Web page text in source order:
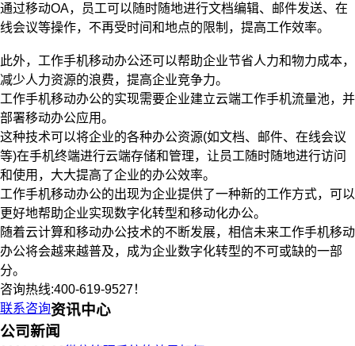
通过移动OA，员工可以随时随地进行文档编辑、邮件发送、在
线会议等操作，不再受时间和地点的限制，提高工作效率。
此外，工作手机移动办公还可以帮助企业节省人力和物力成本，
减少人力资源的浪费，提高企业竞争力。
工作手机移动办公的实现需要企业建立云端工作手机流量池，并
部署移动办公应用。
这种技术可以将企业的各种办公资源(如文档、邮件、在线会议
等)在手机终端进行云端存储和管理，让员工随时随地进行访问
和使用，大大提高了企业的办公效率。
工作手机移动办公的出现为企业提供了一种新的工作方式，可以
更好地帮助企业实现数字化转型和移动化办公。
随着云计算和移动办公技术的不断发展，相信未来工作手机移动
办公将会越来越普及，成为企业数字化转型的不可或缺的一部
分。
咨询热线:400-619-9527！
联系咨询资讯中心
公司新闻